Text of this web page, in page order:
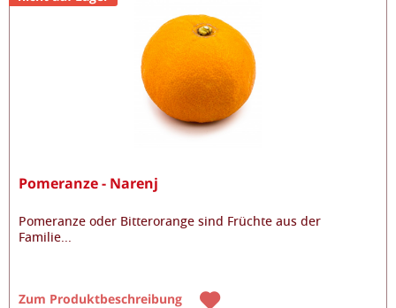
Pomeranze - Narenj
Pomeranze oder Bitterorange sind Früchte aus der
Familie...
Zum Produktbeschreibung